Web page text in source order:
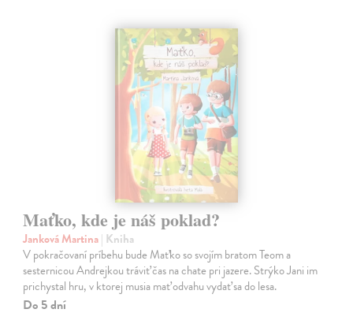
Maťko, kde je náš poklad?
Janková Martina| Kniha
V pokračovaní príbehu bude Maťko so svojím bratom Teom a
sesternicou Andrejkou tráviť čas na chate pri jazere. Strýko Jani im
prichystal hru, v ktorej musia mať odvahu vydať sa do lesa.
Do 5 dní